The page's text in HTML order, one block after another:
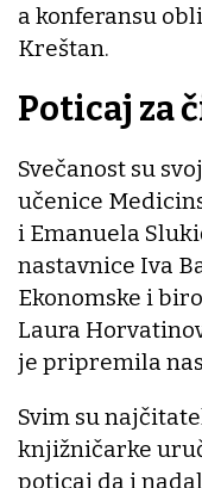
a konferansu
Kreštan.
Poticaj za
Svečanost su
učenice
i Emanuela
nastavnice Iva
Ekonomske i
Laura
je pripremila
Svim su
knjižničarke
poticaj da i